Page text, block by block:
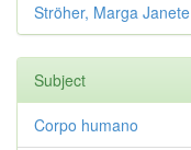
Ströher, Marga Janete
Subject
Corpo humano